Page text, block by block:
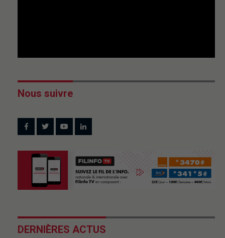
Nous suivre
DERNIÈRES ACTUS